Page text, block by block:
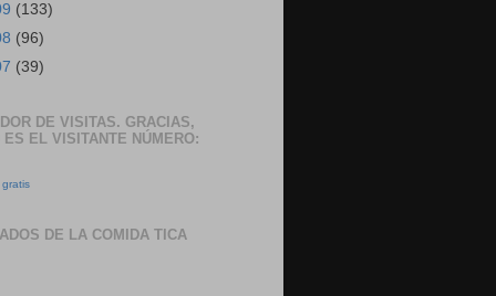
(133)
(96)
(39)
DE VISITAS. GRACIAS,
ES EL VISITANTE NÚMERO:
DE LA COMIDA TICA